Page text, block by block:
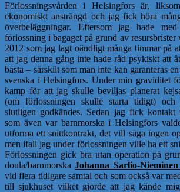
Förlossningsvården i Helsingfors är,
ekonomiskt ansträngd och jag fick höra
överbeläggningar. Eftersom jag hade
förlossning i bagaget på grund av
2012 som jag lagt oändligt många timmar på
att jag denna gång inte hade råd psykiskt att
bästa – särskilt som man inte kan garanteras
svenska i Helsingfors. Under min graviditet
kamp för att jag skulle beviljas planerat
(om förlossningen skulle starta tidigt)
slutligen godkändes. Sedan jag fick
som även var barnmorska i Helsingfors
utforma ett snittkontrakt, det vill säga ingen
men ifall jag under förlossningen ville ha ett
Förlossningen gick bra utan operation på
doula/barnmorskaJohanna Sarlio-
vid flera tidigare samtal och som också var
till sjukhuset vilket gjorde att jag kände